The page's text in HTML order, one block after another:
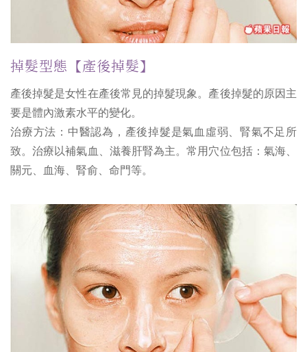
掉髮型態【產後掉髮】
產後掉髮是女性在產後常見的掉髮現象。產後掉髮的原因主
要是體內激素水平的變化。
治療方法：中醫認為，產後掉髮是氣血虛弱、腎氣不足所
致。治療以補氣血、滋養肝腎為主。常用穴位包括：氣海、
關元、血海、腎俞、命門等。